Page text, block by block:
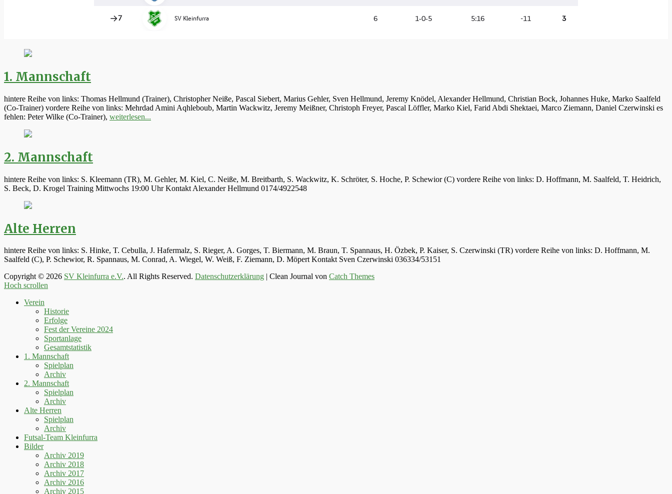
1. Mannschaft
hintere Reihe von links: Thomas Hellmund (Trainer), Christopher Neiße, Pascal Siebert, Marius Gehler, Sven Hellmund, Jeremy Knödel, Alexander Hellmund, Christian Bock, Johannes Huke, Marko Saalfeld
(Co-Trainer) vordere Reihe von links: Mehrdad Amini Aqhleboub, Martin Wackwitz, Jeremy Meißner, Christoph Freyer, Pascal Löffler, Marko Kiel, Farid Abdi Shektaei, Marco Ziemann, Daniel Czerwinski es
fehlen: Peter Wilke (Co-Trainer), weiterlesen...
2. Mannschaft
hintere Reihe von links: S. Kleemann (TR), M. Gehler, M. Kiel, C. Neiße, M. Breitbarth, S. Wackwitz, K. Schröter, S. Hoche, P. Schewior (C) vordere Reihe von links: D. Hoffmann, M. Saalfeld, T. Heidrich,
S. Beck, D. Krogel Training Mittwochs 19:00 Uhr Kontakt Alexander Hellmund 0174/4922548
Alte Herren
hintere Reihe von links: S. Hinke, T. Cebulla, J. Hafermalz, S. Rieger, A. Gorges, T. Biermann, M. Braun, T. Spannaus, H. Özbek, P. Kaiser, S. Czerwinski (TR) vordere Reihe von links: D. Hoffmann, M.
Saalfeld (C), P. Schewior, R. Spannaus, M. Conrad, A. Wiegel, W. Weiß, F. Ziemann, D. Möpert Kontakt Sven Czerwinski 036334/53151
Copyright © 2026 SV Kleinfurra e.V.. All Rights Reserved. Datenschutzerklärung | Clean Journal von Catch Themes
Hoch scrollen
Verein
Historie
Erfolge
Fest der Vereine 2024
Sportanlage
Gesamtstatistik
1. Mannschaft
Spielplan
Archiv
2. Mannschaft
Spielplan
Archiv
Alte Herren
Spielplan
Archiv
Futsal-Team Kleinfurra
Bilder
Archiv 2019
Archiv 2018
Archiv 2017
Archiv 2016
Archiv 2015